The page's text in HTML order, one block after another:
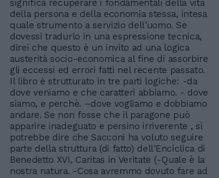
significa recuperare i fondamentali della vita
della persona e della economia stessa, intesa
quale strumento a servizio dell'uomo. Se
dovessi tradurlo in una espressione tecnica,
direi che questo è un invito ad una logica
austerità socio-economica al fine di assorbire
gli eccessi ed errori fatti nel recente passato.
Il libro è strutturato in tre parti logiche: -da
dove veniamo e che caratteri abbiamo. - dove
siamo, e perchè. –dove vogliamo e dobbiamo
andare. Se non fosse che il paragone può
apparire inadeguato e persino irriverente , si
potrebbe dire che Sacconi ha voluto seguire
parte della struttura (di fatto) dell'Enciclica di
Benedetto XVI, Caritas in Veritate (-Quale è la
nostra natura. -Cosa avremmo dovuto fare ad